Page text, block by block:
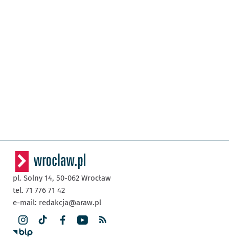
pl. Solny 14, 50-062 Wrocław
tel. 71 776 71 42
e-mail: redakcja@araw.pl